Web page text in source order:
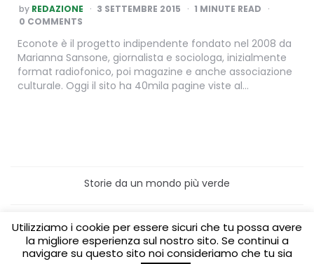
POSTED
BY
by REDAZIONE 3 SETTEMBRE 2015 1 MINUTE READ
0 COMMENTS
Econote è il progetto indipendente fondato nel 2008 da
Marianna Sansone, giornalista e sociologa, inizialmente
format radiofonico, poi magazine e anche associazione
culturale. Oggi il sito ha 40mila pagine viste al…
Storie da un mondo più verde
Home
Turismo sostenibile
Laboratori/Visite per le scuole
Green content per aziende Media Partner
Utilizziamo i cookie per essere sicuri che tu possa avere
la migliore esperienza sul nostro sito. Se continui a
navigare su questo sito noi consideriamo che tu sia